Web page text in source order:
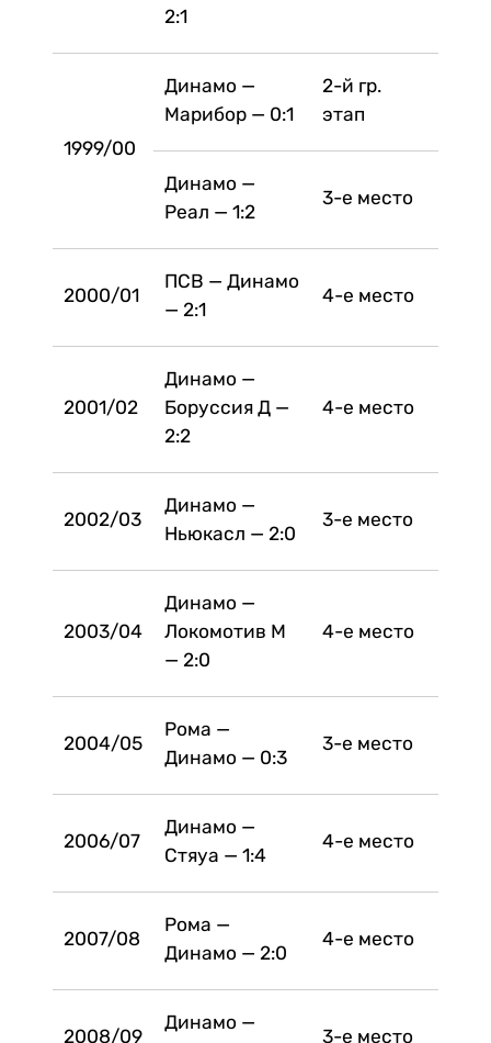
2:1
1999/00
Динамо —
Марибор — 0:1
2-й гр.
этап
Динамо —
Реал — 1:2
3-е место
2000/01
ПСВ — Динамо
— 2:1
4-е место
2001/02
Динамо —
Боруссия Д —
2:2
4-е место
2002/03
Динамо —
Ньюкасл — 2:0
3-е место
2003/04
Динамо —
Локомотив М
— 2:0
4-е место
2004/05
Рома —
Динамо — 0:3
3-е место
2006/07
Динамо —
Стяуа — 1:4
4-е место
2007/08
Рома —
Динамо — 2:0
4-е место
2008/09
Динамо —
3-е место